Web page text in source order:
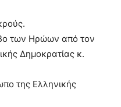
των Ηρώων από τον
Δημοκρατίας κ.
της Ελληνικής